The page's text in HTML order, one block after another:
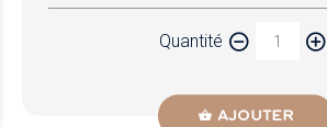
Quantité
AJOUTER